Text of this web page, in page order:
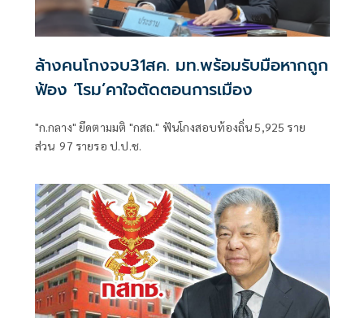
ล้างคนโกงจบ31สค. มท.พร้อมรับมือหากถูก
ฟ้อง ‘โรม’คาใจตัดตอนการเมือง
"ก.กลาง" ยึดตามมติ "กสถ." ฟันโกงสอบท้องถิ่น 5,925 ราย
ส่วน 97 รายรอ ป.ป.ช.